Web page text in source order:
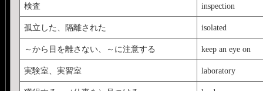
検査 inspection
孤立した、隔離された isolated
～から目を離さない、～に注意する keep an eye on
実験室、実習室 laboratory